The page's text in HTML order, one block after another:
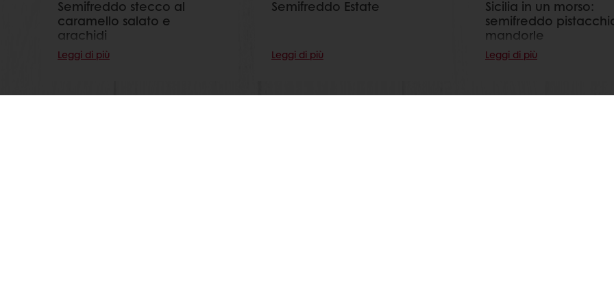
Semifreddo stecco al
caramello salato e
arachidi
Leggi di più
Semifreddo Estate
Leggi di più
Sicilia in un morso:
semifreddo
mandorle
Leggi di più